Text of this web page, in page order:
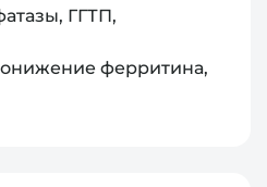
ГГТП,
ферритина,